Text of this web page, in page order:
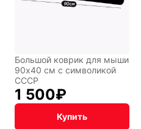
Большой коврик для мыши
90x40 см с символикой
СССР
1 500₽
Купить